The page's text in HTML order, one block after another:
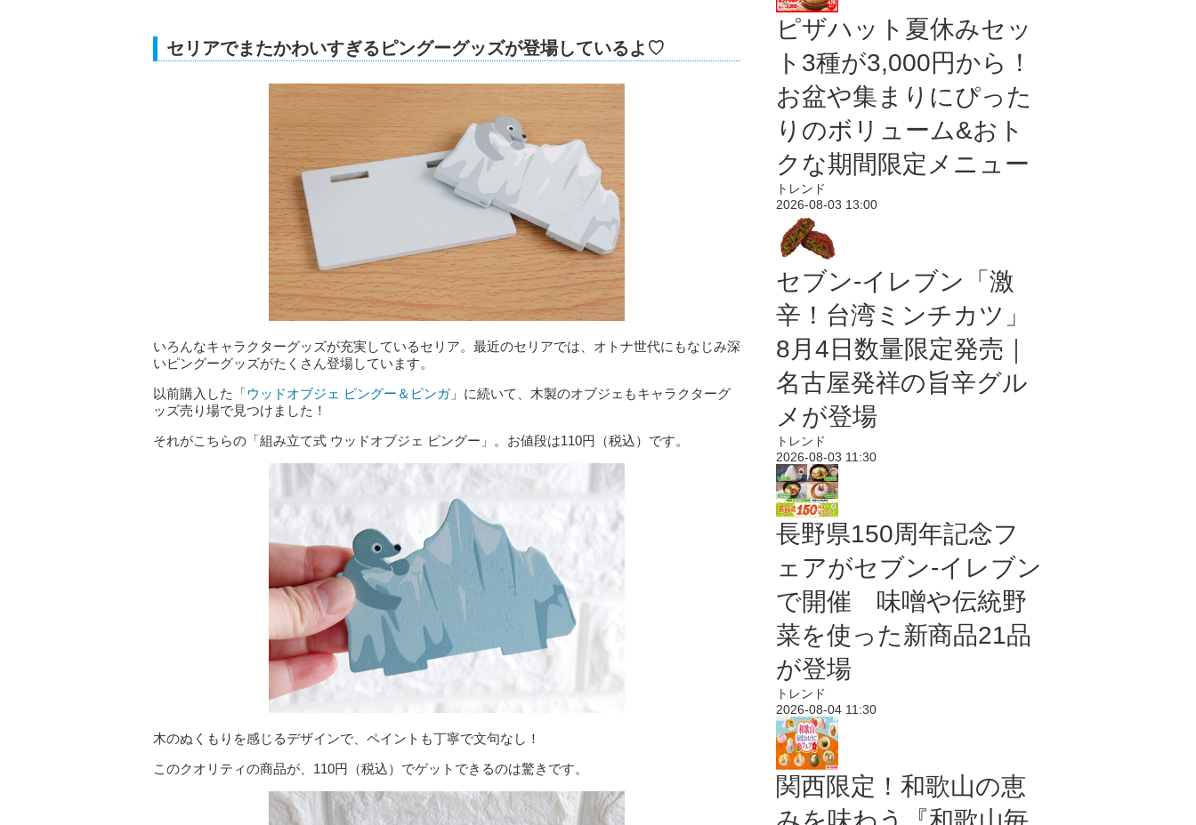
セリアでまたかわいすぎるピングーグッズが登場しているよ♡
いろんなキャラクターグッズが充実しているセリア。最近のセリアでは、オトナ世代にもなじみ深
いピングーグッズがたくさん登場しています。
以前購入した「ウッドオブジェ ピングー＆ピンガ」に続いて、木製のオブジェもキャラクターグ
ッズ売り場で見つけました！
それがこちらの「組み立て式 ウッドオブジェ ピングー」。お値段は110円（税込）です。
木のぬくもりを感じるデザインで、ペイントも丁寧で文句なし！
このクオリティの商品が、110円（税込）でゲットできるのは驚きです。
ピザハット夏休みセッ
ト3種が3,000円から！
お盆や集まりにぴった
りのボリューム&おト
クな期間限定メニュー
トレンド
2026-08-03 13:00
セブン-イレブン「激
辛！台湾ミンチカツ」
8月4日数量限定発売｜
名古屋発祥の旨辛グル
メが登場
トレンド
2026-08-03 11:30
長野県150周年記念フ
ェアがセブン-イレブン
で開催 味噌や伝統野
菜を使った新商品21品
が登場
トレンド
2026-08-04 11:30
関西限定！和歌山の恵